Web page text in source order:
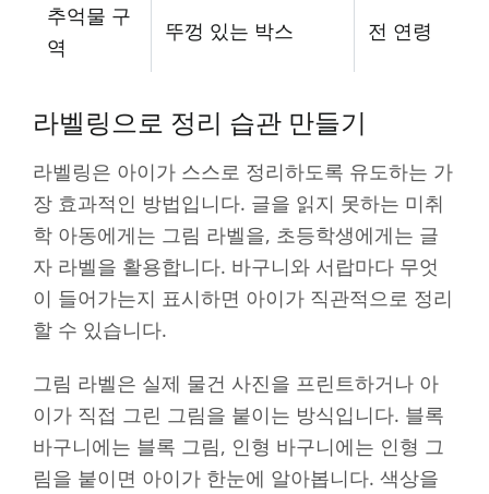
추억물 구
역
뚜껑 있는 박스 전 연령
라벨링으로 정리 습관 만들기
라벨링은 아이가 스스로 정리하도록 유도하는 가
장 효과적인 방법입니다. 글을 읽지 못하는 미취
학 아동에게는 그림 라벨을, 초등학생에게는 글
자 라벨을 활용합니다. 바구니와 서랍마다 무엇
이 들어가는지 표시하면 아이가 직관적으로 정리
할 수 있습니다.
그림 라벨은 실제 물건 사진을 프린트하거나 아
이가 직접 그린 그림을 붙이는 방식입니다. 블록
바구니에는 블록 그림, 인형 바구니에는 인형 그
림을 붙이면 아이가 한눈에 알아봅니다. 색상을